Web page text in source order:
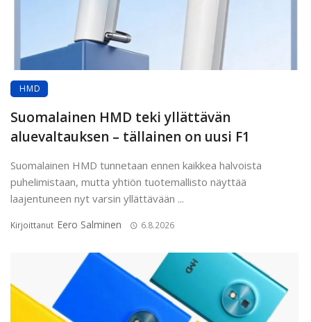
HMD
Suomalainen HMD teki yllättävän
aluevaltauksen – tällainen on uusi F1
Suomalainen HMD tunnetaan ennen kaikkea halvoista
puhelimistaan, mutta yhtiön tuotemallisto näyttää
laajentuneen nyt varsin yllättävään ...
Kirjoittanut Eero Salminen 6.8.2026